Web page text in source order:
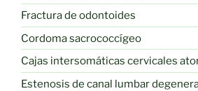
Fractura de odontoides
Cordoma sacrococcígeo
Cajas intersomáticas cervicales
Estenosis de canal lumbar